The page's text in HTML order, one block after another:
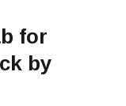
for
by